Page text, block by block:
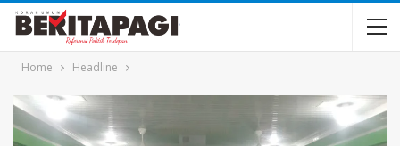
Home Headline